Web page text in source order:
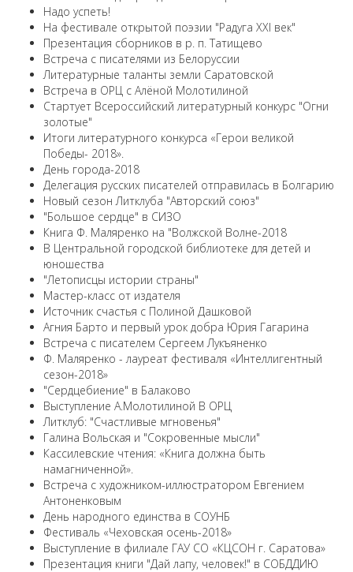
Надо успеть!
На фестивале открытой поэзии "Радуга XXI век"
Презентация сборников в р. п. Татищево
Встреча с писателями из Белоруссии
Литературные таланты земли Саратовской
Встреча в ОРЦ с Алёной Молотилиной
Cтартует Всероссийский литературный конкурс "Огни
золотые"
Итоги литературного конкурса «Герои великой
Победы- 2018».
День города-2018
Делегация русских писателей отправилась в Болгарию
Новый сезон Литклуба "Авторский союз"
"Большое сердце" в СИЗО
Книга Ф. Маляренко на "Волжской Волне-2018
В Центральной городской библиотеке для детей и
юношества
"Летописцы истории страны"
Мастер-класс от издателя
Источник счастья с Полиной Дашковой
Агния Барто и первый урок добра Юрия Гагарина
Встреча с писателем Сергеем Лукъяненко
Ф. Маляренко - лауреат фестиваля «Интеллигентный
сезон-2018»
"Сердцебиение" в Балаково
Выступление А.Молотилиной В ОРЦ
Литклуб: "Счастливые мгновенья"
Галина Вольская и "Сокровенные мысли"
Кассилевские чтения: «Книга должна быть
намагниченной».
Встреча с художником-иллюстратором Евгением
Антоненковым
День народного единства в СОУНБ
Фестиваль «Чеховская осень-2018»
Выступление в филиале ГАУ СО «КЦСОН г. Саратова»
Презентация книги "Дай лапу, человек!" в СОБДДИЮ